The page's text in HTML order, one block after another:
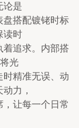
论是
盘搭配镀铑时标
读时
着追求。内部搭
光
时精准无误、动
力，
让每一个日常